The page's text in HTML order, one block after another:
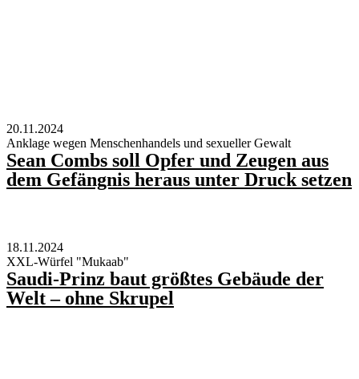
20.11.2024
Anklage wegen Menschenhandels und sexueller Gewalt
Sean Combs soll Opfer und Zeugen aus
dem Gefängnis heraus unter Druck setzen
18.11.2024
XXL-Würfel "Mukaab"
Saudi-Prinz baut größtes Gebäude der
Welt – ohne Skrupel